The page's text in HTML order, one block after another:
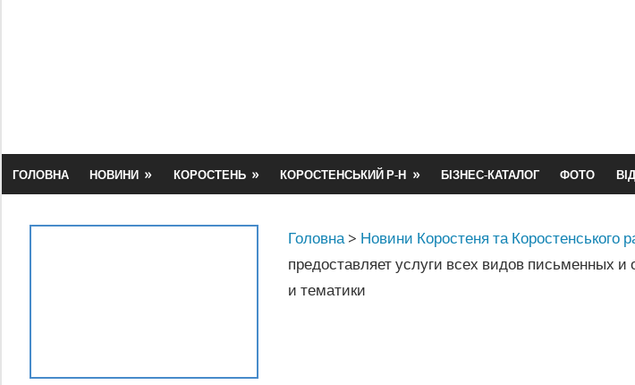
ГОЛОВНА НОВИНИ КОРОСТЕНЬ КОРОСТЕНСЬКИЙ Р-Н БІЗНЕС-КАТАЛОГ ФОТО
Головна > Новини Коростеня та Коростенського
предоставляет услуги всех видов письменных
и тематики